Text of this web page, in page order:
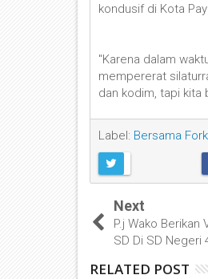
kondusif di Kota
"Karena dalam
mempererat
dan kodim, tapi kita
Label: Bersama
Next
P.j Wako Berikan
SD Di SD Negeri
RELATED POST